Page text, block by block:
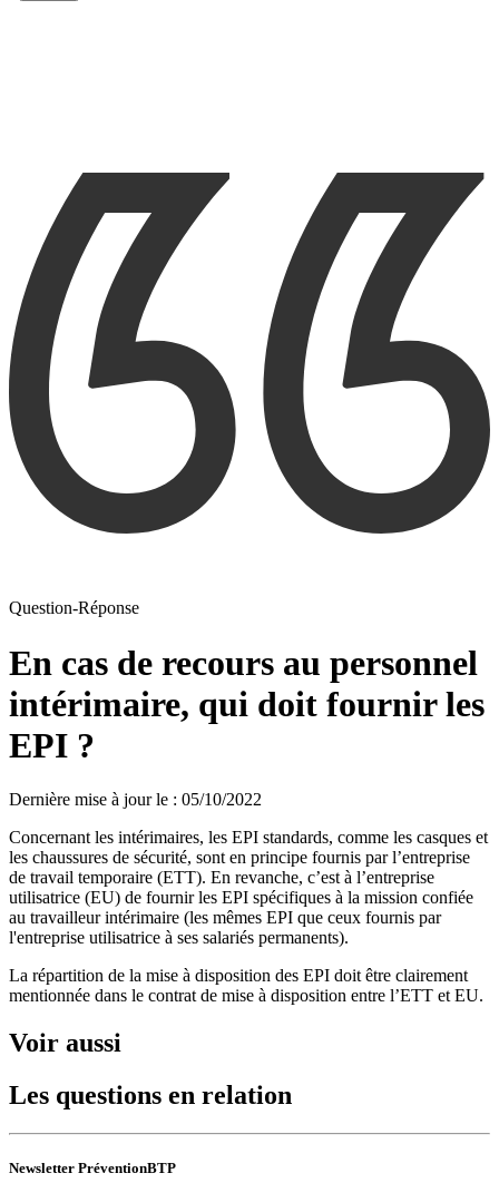
Question-Réponse
En cas de recours au personnel
intérimaire, qui doit fournir les
EPI ?
Dernière mise à jour le : 05/10/2022
Concernant les intérimaires, les EPI standards, comme les casques et
les chaussures de sécurité, sont en principe fournis par l’entreprise
de travail temporaire (ETT). En revanche, c’est à l’entreprise
utilisatrice (EU) de fournir les EPI spécifiques à la mission confiée
au travailleur intérimaire (les mêmes EPI que ceux fournis par
l'entreprise utilisatrice à ses salariés permanents).
La répartition de la mise à disposition des EPI doit être clairement
mentionnée dans le contrat de mise à disposition entre l’ETT et EU.
Voir aussi
Les questions en relation
Newsletter PréventionBTP